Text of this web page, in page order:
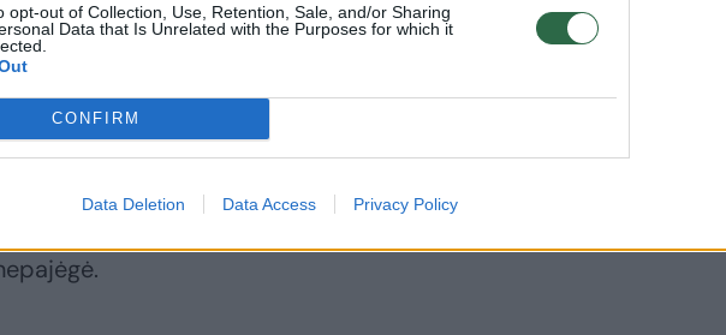
opt-out of Collection, Use, Retention, Sale, and/or Sharing
Data that Is Unrelated with the Purposes for which it
CONFIRM
Data Deletion Data Access Privacy Policy
kai pietaudamas pas tėvus
teisių gynėja A.Alamuddin.
JTO Tarptautinio teisingumo teismo
Assange’o advokatė – atsilaikyti